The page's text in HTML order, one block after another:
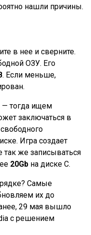
нашли причины.
в нее и сверните.
ОЗУ. Его
. Если меньше,
— тогда ищем
заключаться в
Игра создает
же записываться
20Gb на диске С.
Самые
их до
29 мая вышло
с решением